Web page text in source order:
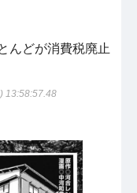
んどが消費税廃止
13:58:57.48